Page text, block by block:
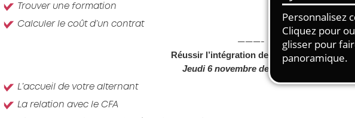
Trouver une formation
Calculer le coût d’un contrat
———-
Réussir l’intégration de votre alternant
Jeudi 6 novembre de 14h à 14h45
L’accueil de votre alternant
La relation avec le CFA